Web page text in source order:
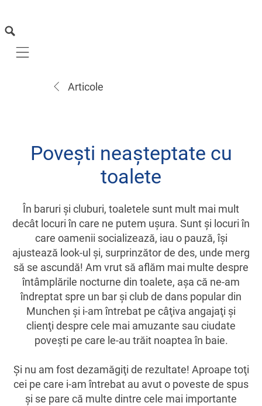
Mobile navigation
Articole
Poveşti neaşteptate cu
toalete
În baruri şi cluburi, toaletele sunt mult mai mult
decât locuri în care ne putem uşura. Sunt şi locuri în
care oamenii socializează, iau o pauză, îşi
ajustează look-ul şi, surprinzător de des, unde merg
să se ascundă! Am vrut să aflăm mai multe despre
întâmplările nocturne din toalete, aşa că ne-am
îndreptat spre un bar şi club de dans popular din
Munchen şi i-am întrebat pe câţiva angajaţi şi
clienţi despre cele mai amuzante sau ciudate
poveşti pe care le-au trăit noaptea în baie.
Şi nu am fost dezamăgiţi de rezultate! Aproape toţi
cei pe care i-am întrebat au avut o poveste de spus
şi se pare că multe dintre cele mai importante